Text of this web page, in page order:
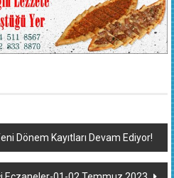
Dönem Kayıtları Devam Ediyor!